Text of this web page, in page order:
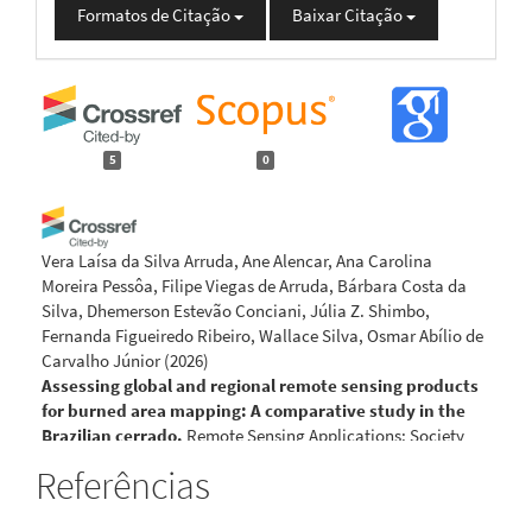
Formatos de Citação Baixar Citação
5 0
Vera Laísa da Silva Arruda, Ane Alencar, Ana Carolina
Moreira Pessôa, Filipe Viegas de Arruda, Bárbara Costa da
Silva, Dhemerson Estevão Conciani, Júlia Z. Shimbo,
Fernanda Figueiredo Ribeiro, Wallace Silva, Osmar Abílio de
Carvalho Júnior (2026)
Assessing global and regional remote sensing products
for burned area mapping: A comparative study in the
Brazilian cerrado. Remote Sensing Applications: Society
10.1016/j.rsase.2026.102145
Referências